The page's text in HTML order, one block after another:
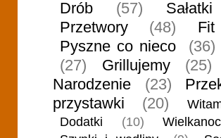
Drób (57) Sałatki
Przetwory
(48) Fit
Pyszne co nieco
(36)
(27)
Grillujemy (25)
Narodzenie
(23)
przystawki
(20)
Dodatki
(10) Wielkanoc